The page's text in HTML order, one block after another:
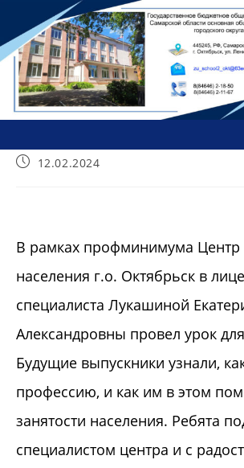
содержимому
Запись12.02.2024
В рамках профминимума Центр
населения г.о. Октябрьск в
специалиста Лукашиной
Александровны провел урок
Будущие выпускники узнали,
профессию, и как им в этом
занятости населения. Ребята
специалистом центра и с